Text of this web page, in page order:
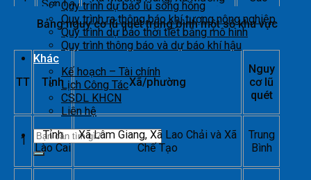
Quy trình dự báo lũ sông hồng
Quy trình ra thông báo khí tượng nông nghiệp
Quy trình dự báo thời tiết bằng mô hình
Quy trình thông báo và dự báo khí hậu
Khác
Kế hoạch – Tài chính
Lịch Công Tác
CSDL KHCN
Liên hệ
Sơn La
Khiêng, Xã Mường La, Xã
Mường Sại, Xã Nậm Lầu, Xã
Quỳnh Nhai, Xã Song Khủa và
Xã Thuận Châu
Bảng nguy cơ lũ quét trung bình một số khu vực
TT Tỉnh Xã/phường
Nguy
cơ lũ
quét
1
Tỉnh
Lào Cai
Xã Lâm Giang, Xã Lao Chải và Xã
Chế Tạo
Trung
Bình